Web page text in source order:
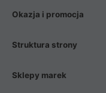
Okazja i promocja
Struktura strony
Sklepy marek